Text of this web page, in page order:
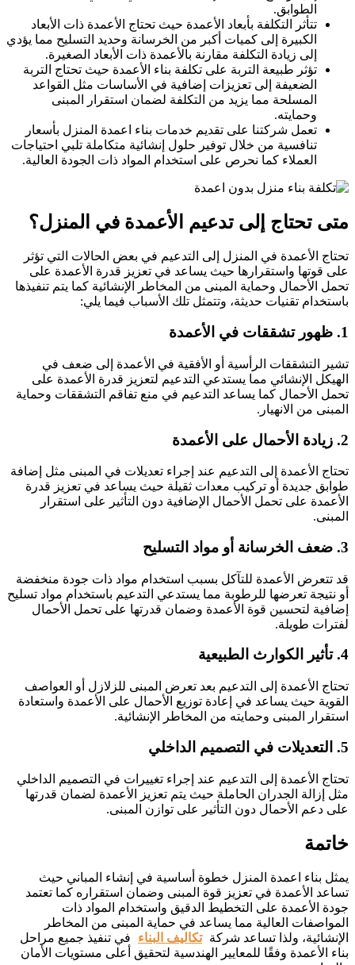
الطوابق.
تتأثر التكلفة بأبعاد الأعمدة حيث تحتاج الأعمدة ذات الأبعاد
الكبيرة إلى كميات أكبر من الخرسانة وحديد التسليح مما يؤدي
إلى زيادة التكلفة مقارنة بالأعمدة ذات الأبعاد الصغيرة.
تؤثر طبيعة التربة على تكلفة بناء الأعمدة حيث تحتاج التربة
الضعيفة إلى تعزيزات إضافية في الأساسات مثل القواعد
المسلحة مما يزيد من التكلفة لضمان استقرار المبنى
وحمايته.
تعمل شركتنا على تقديم خدمات بناء اعمدة المنزل بأسعار
تنافسية من خلال توفير حلول إنشائية متكاملة تلبي احتياجات
العملاء كما نحرص على استخدام المواد ذات الجودة العالية.
متى تحتاج إلى تدعيم الأعمدة في المنزل؟
تحتاج الأعمدة في المنزل إلى التدعيم في بعض الحالات التي تؤثر
على قوتها واستقرارها حيث يساعد في تعزيز قدرة الأعمدة على
تحمل الأحمال وحماية المبنى من المخاطر الإنشائية كما يتم تنفيذها
باستخدام تقنيات حديثة، وتتمثل تلك الأسباب فيما يلي:
1. ظهور تشققات في الأعمدة
تشير التشققات الرأسية أو الأفقية في الأعمدة إلى ضعف في
الهيكل الإنشائي مما يستدعي التدعيم لتعزيز قدرة الأعمدة على
تحمل الأحمال كما يساعد التدعيم في منع تفاقم التشققات وحماية
المبنى من الانهيار.
2. زيادة الأحمال على الأعمدة
تحتاج الأعمدة إلى التدعيم عند إجراء تعديلات في المبنى مثل إضافة
طوابق جديدة أو تركيب معدات ثقيلة حيث يساعد في تعزيز قدرة
الأعمدة على تحمل الأحمال الإضافية دون التأثير على استقرار
المبنى.
3. ضعف الخرسانة أو مواد التسليح
قد تتعرض الأعمدة للتآكل بسبب استخدام مواد ذات جودة منخفضة
أو نتيجة تعرضها للرطوبة مما يستدعي التدعيم باستخدام مواد تسليح
إضافية لتحسين قوة الأعمدة وضمان قدرتها على تحمل الأحمال
لفترات طويلة.
4. تأثير الكوارث الطبيعية
تحتاج الأعمدة إلى التدعيم بعد تعرض المبنى للزلازل أو العواصف
القوية حيث يساعد في إعادة توزيع الأحمال على الأعمدة واستعادة
استقرار المبنى وحمايته من المخاطر الإنشائية.
5. التعديلات في التصميم الداخلي
تحتاج الأعمدة إلى التدعيم عند إجراء تغييرات في التصميم الداخلي
مثل إزالة الجدران الحاملة حيث يتم تعزيز الأعمدة لضمان قدرتها
على دعم الأحمال دون التأثير على توازن المبنى.
خاتمة
يمثل بناء اعمدة المنزل خطوة أساسية في إنشاء المباني حيث
تساعد الأعمدة في تعزيز قوة المبنى وضمان استقراره كما تعتمد
جودة الأعمدة على التخطيط الدقيق واستخدام المواد ذات
المواصفات العالية مما يساعد في حماية المبنى من المخاطر
الإنشائية، ولذا تساعد شركة تكاليف البناء
في تنفيذ جميع مراحل
بناء الأعمدة وفقًا للمعايير الهندسية لتحقيق أعلى مستويات الأمان